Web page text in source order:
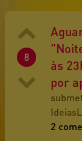
8
às
por
2